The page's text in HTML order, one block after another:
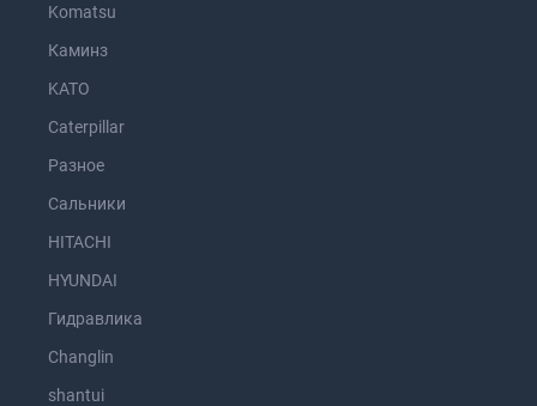
Komatsu
Каминз
KATO
Caterpillar
Разное
Сальники
HITACHI
HYUNDAI
Гидравлика
Changlin
shantui